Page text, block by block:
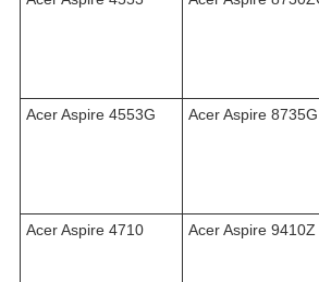
Acer Aspire 4553G Acer Aspire 8735G
Acer Aspire 4710 Acer Aspire 9410Z